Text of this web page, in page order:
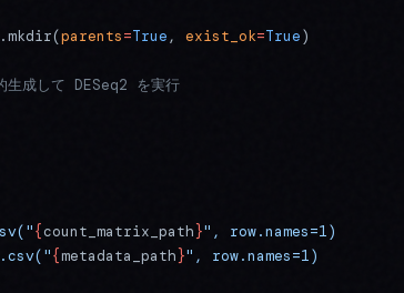
parents=True , exist_ok=True)
生成して DESeq2 を実行
{count_matrix_path}", row.names=1)
{metadata_path}", row.names=1)